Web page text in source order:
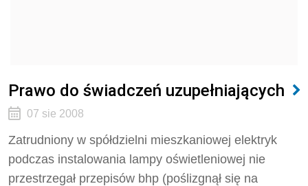
Prawo do świadczeń uzupełniających
07 sie 2008
Zatrudniony w spółdzielni mieszkaniowej elektryk
podczas instalowania lampy oświetleniowej nie
przestrzegał przepisów bhp (poślizgnął się na